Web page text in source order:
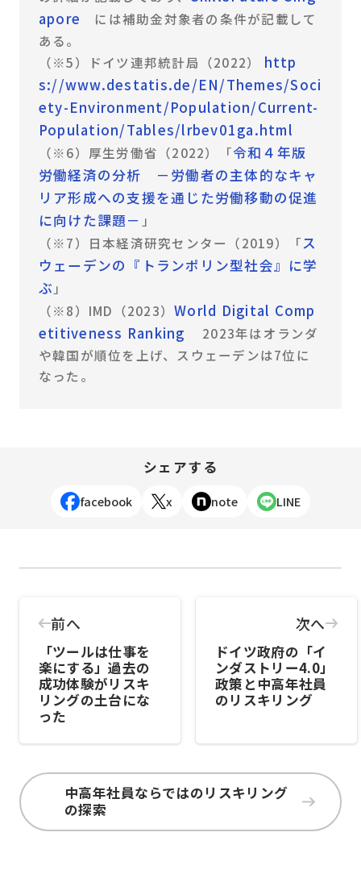
apore には補助金対象者の条件が記載して
ある。
（※5）ドイツ連邦統計局（2022） http
s://www.destatis.de/EN/Themes/Soci
ety-Environment/Population/Current-
Population/Tables/lrbev01ga.html
（※6）厚生労働省（2022）「令和４年版
労働経済の分析 －労働者の主体的なキャ
リア形成への支援を通じた労働移動の促進
に向けた課題－ 」
（※7）日本経済研究センター（2019）「ス
ウェーデンの『トランポリン型社会』に学
ぶ 」
（※8）IMD（2023）World Digital Comp
etitiveness Ranking 2023年はオランダ
や韓国が順位を上げ、スウェーデンは7位に
なった。
シェアする
facebook x note LINE
前へ
「ツールは仕事を
楽にする」過去の
成功体験がリスキ
リングの土台にな
った
次へ
ドイツ政府の「イ
ンダストリー4.0」
政策と中高年社員
のリスキリング
中高年社員ならではのリスキリング
の探索